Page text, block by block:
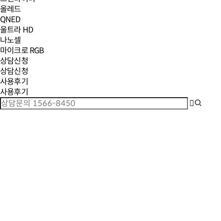
올레드
QNED
울트라 HD
나노셀
마이크로 RGB
상담신청
상담신청
사용후기
사용후기